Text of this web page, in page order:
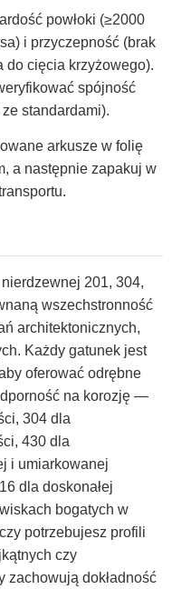
powłoki (≥2000
i przyczepność (brak
do cięcia krzyżowego).
spójność
standardami).
arkusze w folię
a następnie zapakuj w
201, 304,
wszechstronność
architektonicznych,
Każdy gatunek jest
oferować odrębne
na korozję —
304 dla
430 dla
i umiarkowanej
dla doskonałej
bogatych w
potrzebujesz profili
czy
zachowują dokładność